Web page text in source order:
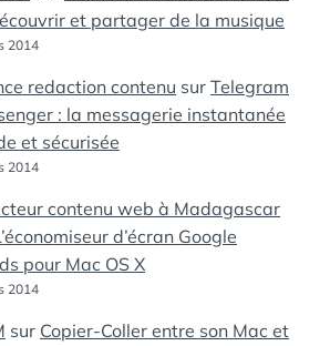
et partager de la musique
2014
redaction contenu sur Telegram
: la messagerie instantanée
et sécurisée
2014
contenu web à Madagascar
d’écran Google
pour Mac OS X
2014
sur Copier-Coller entre son Mac et